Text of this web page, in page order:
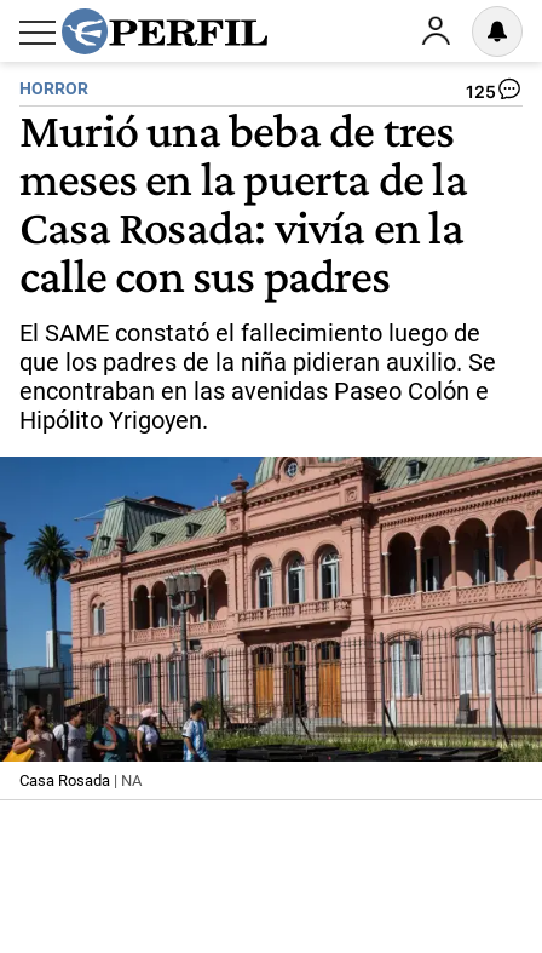
HORROR 125
Murió una beba de tres
meses en la puerta de la
Casa Rosada: vivía en la
calle con sus padres
El SAME constató el fallecimiento luego de
que los padres de la niña pidieran auxilio. Se
encontraban en las avenidas Paseo Colón e
Hipólito Yrigoyen.
Casa Rosada | NA